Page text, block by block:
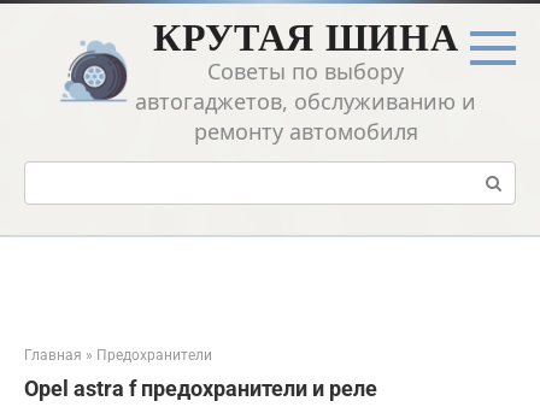
Перейти
контенту
КРУТАЯ ШИНА
Советы по выбору
автогаджетов, обслуживанию и
ремонту автомобиля
Поиск:
Главная » Предохранители
Opel astra f предохранители и реле